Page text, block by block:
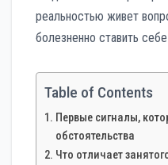
реальностью живет
болезненно ставить
Table of Contents
Первые сигналы,
обстоятельства
Что отличает